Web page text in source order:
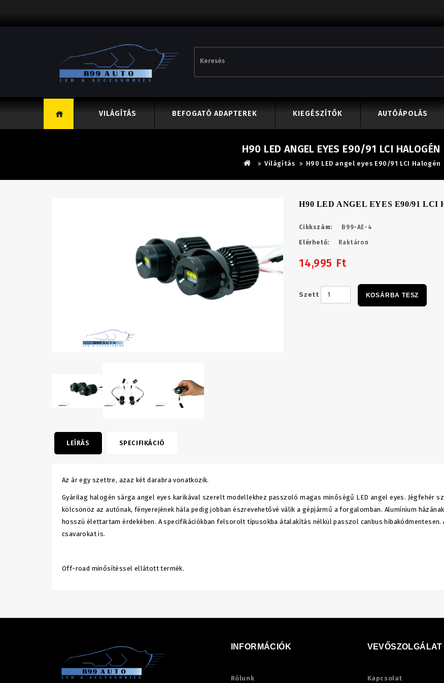
VILÁGÍTÁS BEFOGATÓ ADAPTEREK KIEGÉSZÍTŐK AUTÓÁPOLÁS
H90 LED ANGEL EYES E90/91 LCI HALOGÉN
Világítás H90 LED angel eyes E90/91 LCI Halogén
H90 LED ANGEL EYES E90/91 LCI
Cikkszám: B99-AE-4
Elérhető: Raktáron
14,995 Ft
Szett KOSÁRBA TESZ
LEÍRÁS SPECIFIKÁCIÓ
Az ár egy szettre, azaz két darabra vonatkozik.
Gyárilag halogén sárga angel eyes karikával szerelt modellekhez passzoló magas minőségű LED angel eyes. Jégfehér
kölcsönöz az autónak, fényerejének hála pedig jobban észrevehetővé válik a gépjármű a forgalomban. Alumínium
hosszú élettartam érdekében. A specifikációkban felsorolt típusokba átalakítás nélkül passzol canbus
csavarokat is.
Off-road minősítéssel ellátott termék.
INFORMÁCIÓK
Rólunk
VEVŐSZOLGÁLAT
Kapcsolat